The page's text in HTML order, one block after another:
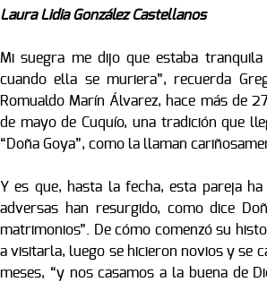
Laura Lidia González Castellanos
Mi suegra me dijo que estaba
cuando ella se muriera”, recuerda
Romualdo Marín Álvarez, hace más de
de mayo de Cuquío, una tradición que
“Doña Goya”, como la llaman
Y es que, hasta la fecha, esta pareja
adversas han resurgido, como dice
matrimonios”. De cómo comenzó su
a visitarla, luego se hicieron novios y se
meses, “y nos casamos a la buena de